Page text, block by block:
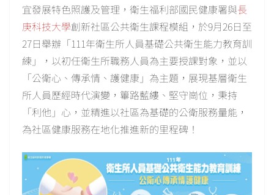
宜發展特色照護及管理，衛生福利部國民健康署與長
庚科技大學創新社區公共衛生課程模組，於9月26日至
27日舉辦「111年衛生所人員基礎公共衛生能力教育訓
練」，以初任衛生所職務人員為主要授課對象，並以
「公衛心、傳承情、護健康」為主題，展現基層衛生
所人員歷經時代演變，篳路藍縷、堅守崗位，秉持
「利他」心，並精進以社區為基礎的公衛服務量能，
為社區健康服務在地化推進新的里程碑！